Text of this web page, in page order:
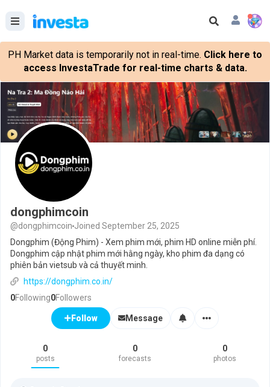
PH Market data is temporarily not in real-time. Click here to
access InvestaTrade for real-time charts & data.
dongphimcoin
@dongphimcoin Joined September 25, 2025
Dongphim (Động Phim) - Xem phim mới, phim HD online miễn phí.
Dongphim cập nhật phim mới hằng ngày, kho phim đa dạng có
phiên bản vietsub và cả thuyết minh.
https://dongphim.co.in/
0Following0Followers
Follow Message
0
posts
0
forecasts
0
photos